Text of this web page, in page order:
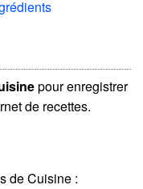
pour enregistrer
de recettes.
de Cuisine :